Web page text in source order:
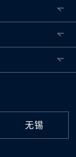
无锡